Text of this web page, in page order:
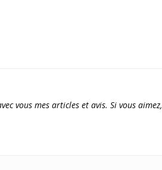
vous mes articles et avis. Si vous aimez,